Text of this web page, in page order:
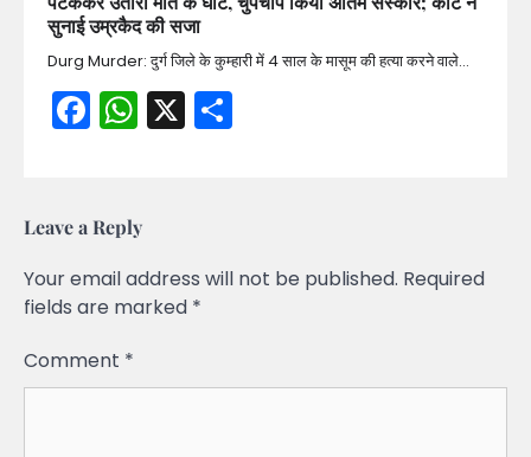
सुनाई उम्रकैद की सजा
Durg Murder: दुर्ग जिले के कुम्हारी में 4 साल के मासूम की हत्या करने वाले…
Facebook
WhatsApp
X
Leave a Reply
Your email address will not be published. Required
fields are marked *
Comment *